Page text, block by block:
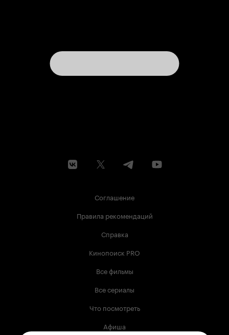
Соглашение
Правила рекомендаций
Справка
Кинопоиск PRO
Все фильмы
Все сериалы
Что посмотреть
Афиша